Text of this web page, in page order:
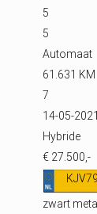
5
5
Automaat
61.631 KM
7
14-05-2021
Hybride
€ 27.500,-
zwart